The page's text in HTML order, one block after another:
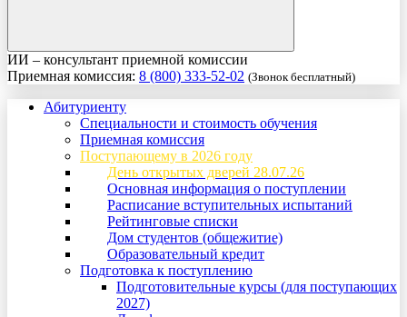
ИИ – консультант приемной комиссии
Приемная комиссия: 8 (800) 333-52-02 (Звонок бесплатный)
Абитуриенту
Специальности и стоимость обучения
Приемная комиссия
Поступающему в 2026 году
День открытых дверей 28.07.26
Основная информация о поступлении
Расписание вступительных испытаний
Рейтинговые списки
Дом студентов (общежитие)
Образовательный кредит
Подготовка к поступлению
Подготовительные курсы (для поступающих
2027)